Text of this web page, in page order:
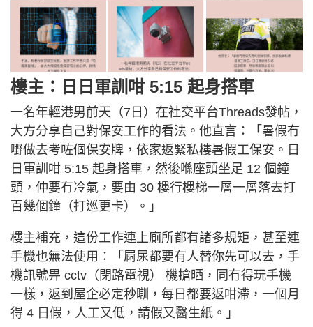
樓主：日日軍訓咁 5:15 起身搭車
一名年輕港男前天（7日）在社交平台Threads發帖，
大方分享自己對保安工作的看法。他直言：「暑假冇
嘢做去考咗個保安牌，依家返緊私樓暑假工保安。日
日軍訓咁 5:15 起身搭車，然後喺座頭坐足 12 個鐘
頭，仲要冇冷氣，要由 30 樓行樓梯一層一層落去打
百幾個鐘（打巡更卡）。」
樓主補充，這份工作連上廁所都有諸多規矩，甚至連
手機也無法使用：「屙尿都要有人替你先可以去，手
機訊號畀 cctv（閉路電視） 機搶晒，同冇得玩手機
一樣，返到屋企必定秒瞓，每日都要返咁滯，一個月
得 4 日假，人工又低，請假又醫生紙。」